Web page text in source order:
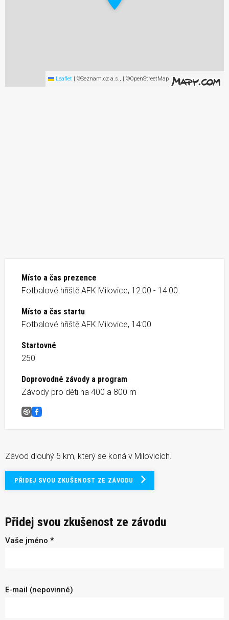
Leaflet | ©Seznam.cz a.s., | ©OpenStreetMap
Místo a čas prezence
Fotbalové hřiště AFK Milovice, 12:00 - 14:00
Místo a čas startu
Fotbalové hřiště AFK Milovice, 14:00
Startovné
250
Doprovodné závody a program
Závody pro děti na 400 a 800 m
Běh republiky Milovice
Facebook
Závod dlouhý 5 km, který se koná v Milovicích.
PŘIDEJ SVOU ZKUŠENOST ZE ZÁVODU
Přidej svou zkušenost ze závodu
Vaše jméno *
E-mail (nepovinné)